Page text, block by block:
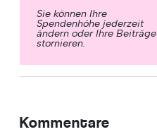
Sie können Ihre
Spendenhöhe jederzeit
ändern oder Ihre Beiträge
stornieren.
Kommentare